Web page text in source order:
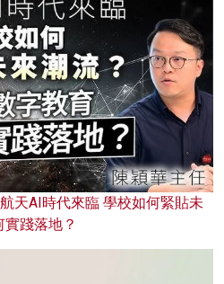
天AI時代來臨 學校如何緊貼未
踐落地？